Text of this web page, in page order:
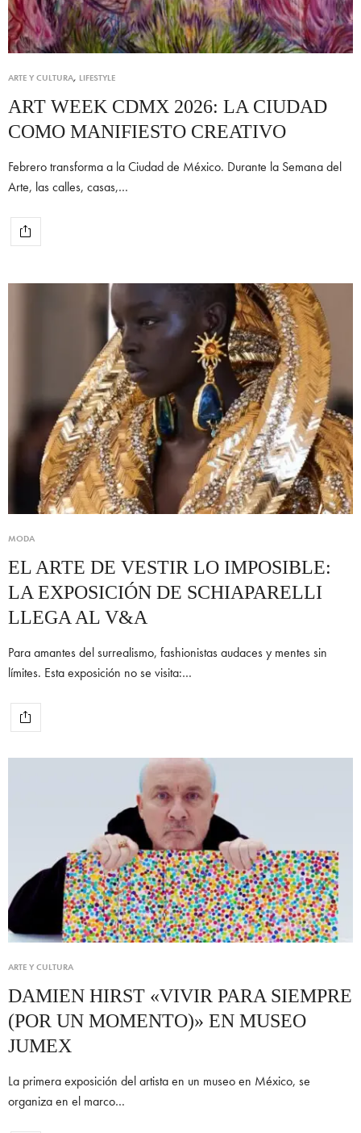
ARTE Y CULTURA, LIFESTYLE
ART WEEK CDMX 2026: LA CIUDAD
COMO MANIFIESTO CREATIVO
Febrero transforma a la Ciudad de México. Durante la Semana del
Arte, las calles, casas,…
MODA
EL ARTE DE VESTIR LO IMPOSIBLE:
LA EXPOSICIÓN DE SCHIAPARELLI
LLEGA AL V&A
Para amantes del surrealismo, fashionistas audaces y mentes sin
límites. Esta exposición no se visita:…
ARTE Y CULTURA
DAMIEN HIRST «VIVIR PARA SIEMPRE
(POR UN MOMENTO)» EN MUSEO
JUMEX
La primera exposición del artista en un museo en México, se
organiza en el marco…